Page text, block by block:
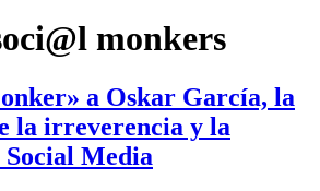
monkers
a Oskar García, la
la irreverencia y la
Media